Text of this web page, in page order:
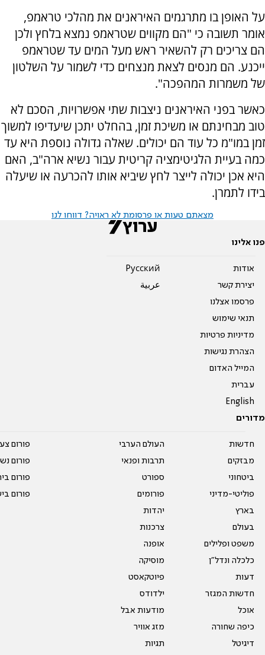
על האופן בו מתרגמים האיראנים את מהלכי טראמפ,
אומר תשובה כי "הם מקווים שטראמפ נמצא בלחץ ולכן
הם צריכים רק להשאיר ראש מעל המים עד שטראמפ
ייכנע. הם מנסים לצאת מנצחים כדי לשמור על השלטון
של משמרות המהפכה".
כאשר בפני האיראנים ניצבות שתי אפשרויות, הסכם לא
טוב מבחינתם או משיכת זמן, בהחלט יתכן שיעדיפו למשוך
זמן במו"מ כל עוד הם יכולים. שאלה גדולה נוספת היא עד
כמה בעיית הלגיטימציה קריטית עבור נשיא ארה"ב, האם
היא אכן יכולה לייצר לחץ שיביא אותו להכרעה או שיעלה
בידו לתמרן.
מצאתם טעות או פרסומת לא ראויה? דווחו לנו
פנו אלינו
אודות
יצירת קשר
פרסמו אצלנו
תנאי שימוש
מדיניות פרטיות
הצהרת נגישות
המייל האדום
עברית
English
Pусский
عربية
מדורים
חדשות
מבזקים
ביטחוני
פוליטי-מדיני
בארץ
בעולם
משפט ופלילים
כלכלה ונדל"ן
דעות
חדשות המגזר
אוכל
כיפה שחורה
דיגיטל
העולם הערבי
תרבות ופנאי
ספורט
פורומים
יהדות
צרכנות
אופנה
מוסיקה
פיוטקאסט
ילדודס
מודעות אבל
מזג אוויר
תגיות
פורום
פורום
פורום
פורום